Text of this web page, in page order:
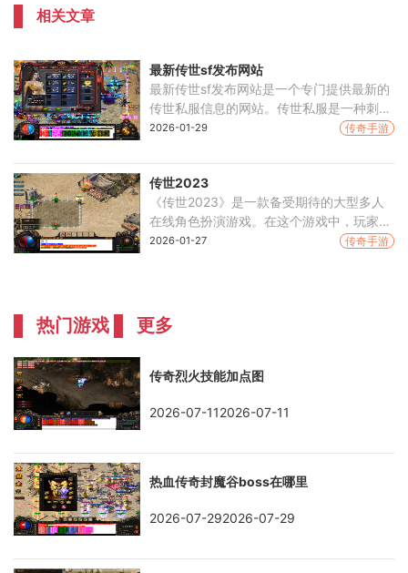
相关文章
最新传世sf发布网站
最新传世sf发布网站是一个专门提供最新的
传世私服信息的网站。传世私服是一种刺激
和有趣的游戏方式，吸引了许多玩家的关
传世私服版本，
2026-01-29 传奇手游
传世2023
《传世2023》是一款备受期待的大型多人
在线角色扮演游戏。在这个游戏中，玩家将
扮演虚构的角色，展开一个属于自己的冒险
2026-01-27 传奇手游
热门游戏 更多
传奇烈火技能加点图
2026-07-112026-07-11
热血传奇封魔谷boss在哪里
2026-07-292026-07-29